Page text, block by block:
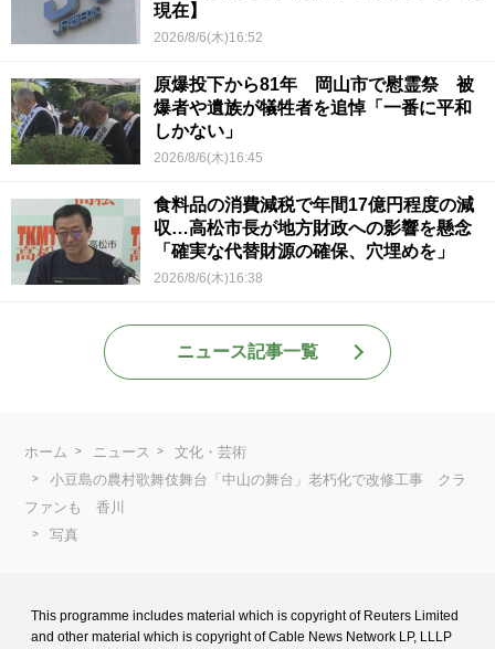
現在】
2026/8/6(木)16:52
原爆投下から81年 岡山市で慰霊祭 被
爆者や遺族が犠牲者を追悼「一番に平和
しかない」
2026/8/6(木)16:45
食料品の消費減税で年間17億円程度の減
収…高松市長が地方財政への影響を懸念
「確実な代替財源の確保、穴埋めを」
2026/8/6(木)16:38
ニュース記事一覧
ホーム ニュース
文化・芸術
小豆島の農村歌舞伎舞台「中山の舞台」老朽化で改修工事 クラ
ファンも 香川
写真
This programme includes material which is copyright of Reuters Limited
and other material which is copyright of Cable News Network LP, LLLP